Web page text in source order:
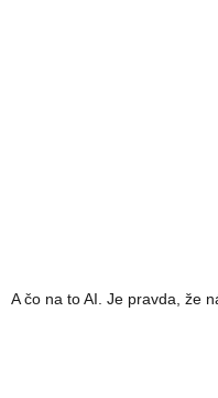
A čo na to AI. Je pravda, že